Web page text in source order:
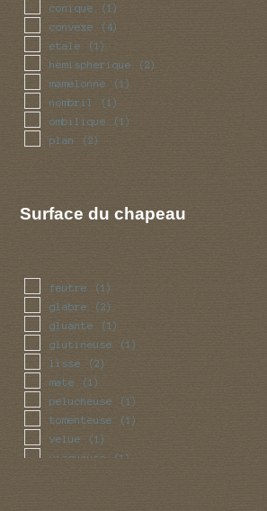
conique (1)
convexe (4)
etale (1)
hemispherique (2)
mamelonne (1)
nombril (1)
ombilique (1)
plan (2)
Surface du chapeau
feutre (1)
glabre (2)
gluante (1)
glutineuse (1)
lisse (2)
mate (1)
pelucheuse (1)
tomenteuse (1)
velue (1)
visqueuse (1)